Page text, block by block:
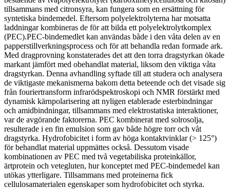
tillsammans med citronsyra, kan fungera som en ersättning för
syntetiska bindemedel. Eftersom polyelektrolyterna har motsatta
laddningar kombineras de för att bilda ett polyelektrolytkomplex
(PEC).PEC-bindemedlet kan användas både i den våta delen av en
papperstillverkningsprocess och för att behandla redan formade ark.
Med dragprovning konstaterades det att den torra dragstyrkan ökade
markant jämfört med obehandlat material, liksom den viktiga våta
dragstyrkan. Denna avhandling syftade till att studera och analysera
de viktigaste mekanismerna bakom detta beteende och det visade sig
från fouriertransform infrarödspektroskopi och NMR förstärkt med
dynamisk kärnpolarisering att nyligen etablerade esterbindningar
och amidbindningar, tillsammans med elektrostatiska interaktioner,
var de avgörande faktorerna. PEC kombinerat med solrosolja,
resulterade i en fin emulsion som gav både högre torr och våt
dragstyrka. Hydrofobicitet i form av höga kontaktvinklar (> 125°)
för behandlat material uppmättes också. Dessutom visade
kombinationen av PEC med två vegetabiliska proteinkällor,
ärtprotein och vetegluten, hur konceptet med PEC-bindemedel kan
utökas ytterligare. Tillsammans med proteinerna fick
cellulosamaterialen egenskaper som hydrofobicitet och styrka.